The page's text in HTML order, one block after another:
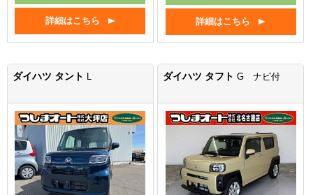
詳細はこちら 詳細はこちら
ダイハツ タント L ダイハツ タフトG ナビ付